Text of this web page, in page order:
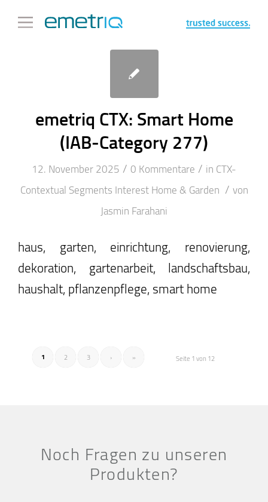
emetriq CTX: Smart Home
(IAB-Category 277)
12. November 2025 / 0 Kommentare / in CTX-
Contextual Segments Interest Home & Garden / von
Jasmin Farahani
haus, garten, einrichtung, renovierung,
dekoration, gartenarbeit, landschaftsbau,
haushalt, pflanzenpflege, smart home
Seite 1 von 12
1 2 3 › »
Noch Fragen zu unseren
Produkten?